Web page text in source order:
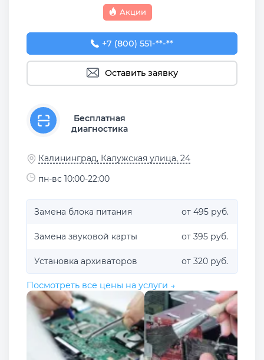
Акции
+7 (800) 551-74-09
+7 (800) 551-**-**
Оставить заявку
Бесплатная
диагностика
Калининград, Калужская улица, 24
пн-вс 10:00-22:00
Замена блока питания от 495 руб.
Замена звуковой карты от 395 руб.
Установка архиваторов от 320 руб.
Посмотреть все цены на услуги →